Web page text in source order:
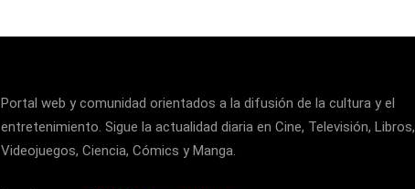
Portal web y comunidad orientados a la difusión de la cultura y el
entretenimiento. Sigue la actualidad diaria en Cine, Televisión, Libros,
Videojuegos, Ciencia, Cómics y Manga.